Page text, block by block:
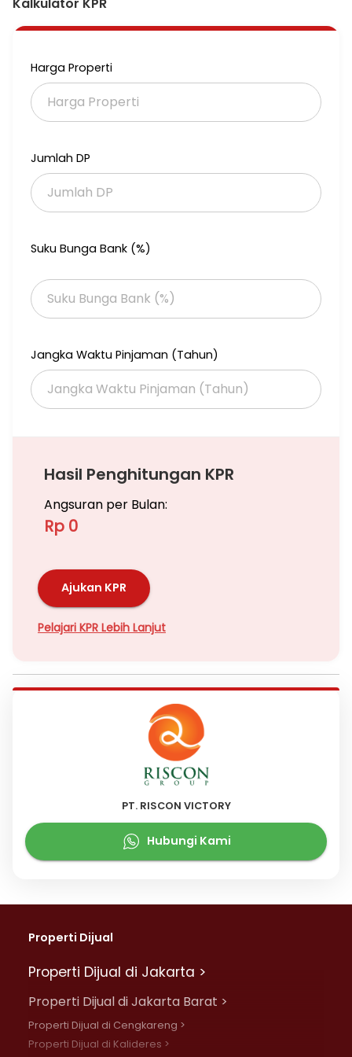
Harga Properti
Jumlah DP
Suku Bunga Bank (%)
Jangka Waktu Pinjaman (Tahun)
Hasil Penghitungan KPR
Angsuran per Bulan:
Rp 0
Ajukan KPR
Pelajari KPR Lebih Lanjut
PT. RISCON VICTORY
Hubungi Kami
Properti Dijual
Properti Dijual di Jakarta >
Properti Dijual di Jakarta Barat >
Properti Dijual di Cengkareng >
Properti Dijual di Kalideres >